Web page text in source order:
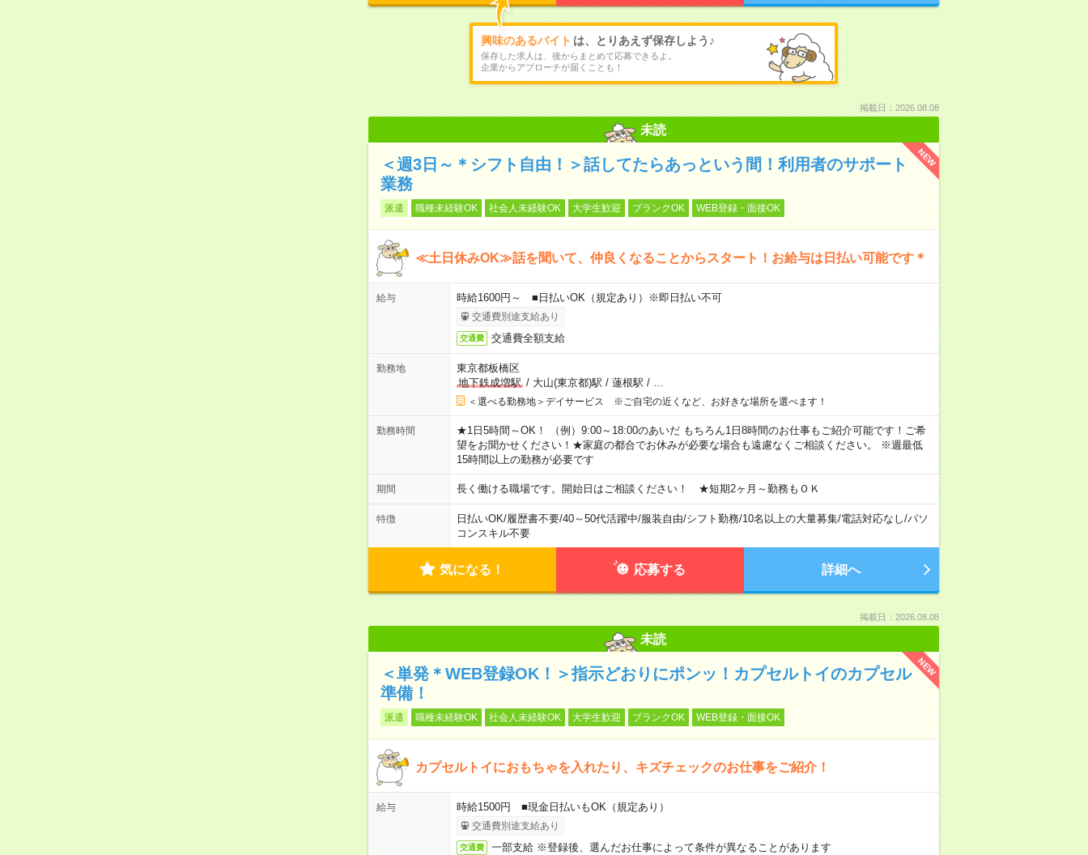
興味のあるバイト は、とりあえず保存しよう♪
保存した求人は、後からまとめて応募できるよ。
企業からアプローチが届くことも！
掲載日：2026.08.08
未読
NEW
＜週3日～＊シフト自由！＞話してたらあっという間！利用者のサポート
業務
派遣 職種未経験OK 社会人未経験OK 大学生歓迎 ブランクOK WEB登録・面接OK
≪土日休みOK≫話を聞いて、仲良くなることからスタート！お給与は日払い可能です＊
給与 時給1600円～ ■日払いOK（規定あり）※即日払い不可
交通費別途支給あり
交通費 交通費全額支給
勤務地
東京都板橋区
地下鉄成増駅/ 大山(東京都)駅 / 蓮根駅 /
＜選べる勤務地＞デイサービス ※ご自宅の近くなど、お好きな場所を選べます！
勤務時間
★1日5時間～OK！ （例）9:00～18:00のあいだ もちろん1日8時間のお仕事もご紹介可能です！ご希
望をお聞かせください！★家庭の都合でお休みが必要な場合も遠慮なくご相談ください。 ※週最低
15時間以上の勤務が必要です
期間 長く働ける職場です。開始日はご相談ください！ ★短期2ヶ月～勤務もＯＫ
特徴 日払いOK/履歴書不要/40～50代活躍中/服装自由/シフト勤務/10名以上の大量募集/電話対応なし/パソ
コンスキル不要
気になる！ 応募する 詳細へ
掲載日：2026.08.08
未読
NEW
＜単発＊WEB登録OK！＞指示どおりにポンッ！カプセルトイのカプセル
準備！
派遣 職種未経験OK 社会人未経験OK 大学生歓迎 ブランクOK WEB登録・面接OK
カプセルトイにおもちゃを入れたり、キズチェックのお仕事をご紹介！
給与 時給1500円 ■現金日払いもOK（規定あり）
交通費別途支給あり
交通費 一部支給 ※登録後、選んだお仕事によって条件が異なることがあります